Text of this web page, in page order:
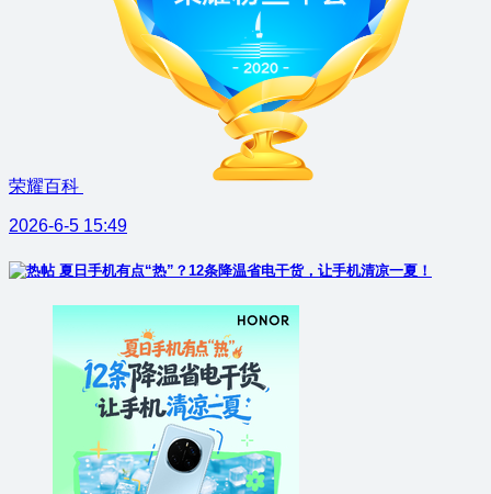
荣耀百科
2026-6-5 15:49
夏日手机有点“热”？12条降温省电干货，让手机清凉一夏！